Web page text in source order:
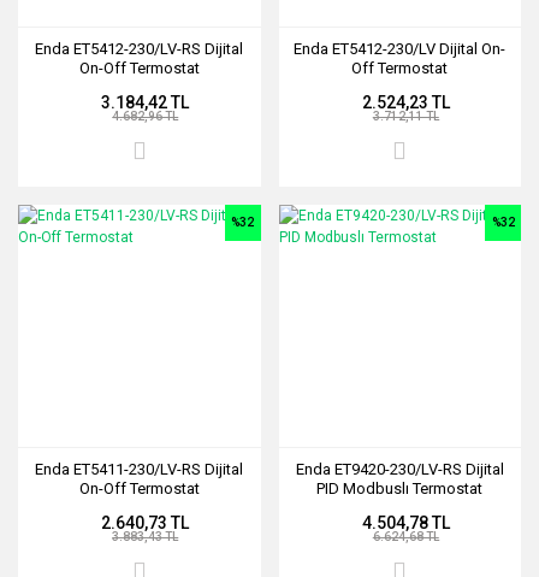
Enda ET5412-230/LV-RS Dijital
On-Off Termostat
3.184,42 TL
4.682,96 TL
Enda ET5412-230/LV Dijital On-
Off Termostat
2.524,23 TL
3.712,11 TL
Enda ET5411-230/LV-RS Dijital
On-Off Termostat
%32
2.640,73 TL
3.883,43 TL
Enda ET9420-230/LV-RS Dijital
PID Modbuslı Termostat
%32
4.504,78 TL
6.624,68 TL